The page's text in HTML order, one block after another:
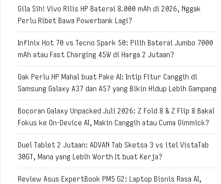
Gila Sih! Vivo Rilis HP Baterai 8.000 mAh di 2026, Nggak
Perlu Ribet Bawa Powerbank Lagi?
Infinix Hot 70 vs Tecno Spark 50: Pilih Baterai Jumbo 7000
mAh atau Fast Charging 45W di Harga 2 Jutaan?
Gak Perlu HP Mahal buat Pake AI: Intip Fitur Canggih di
Samsung Galaxy A37 dan A57 yang Bikin Hidup Lebih Gampang
Bocoran Galaxy Unpacked Juli 2026: Z Fold 8 & Z Flip 8 Bakal
Fokus ke On-Device AI, Makin Canggih atau Cuma Gimmick?
Duel Tablet 2 Jutaan: ADVAN Tab Sketsa 3 vs itel VistaTab
30GT, Mana yang Lebih Worth It buat Kerja?
Review Asus ExpertBook PM5 G2: Laptop Bisnis Rasa AI,